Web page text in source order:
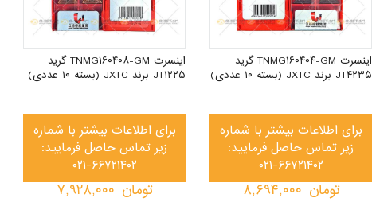
اینسرت TNMG۱۶۰۴۰۸-GM گرید
JT۱۲۲۵ برند JXTC (بسته ۱۰ عددی)
برای اطلاعات بیشتر با شماره
زیر تماس حاصل فرمایید:
۰۲۱-۶۶۷۲۱۴۰۲
۷,۹۲۸,۰۰۰ تومان
اینسرت TNMG۱۶۰۴۰۴-GM گرید
JT۴۲۳۵ برند JXTC (بسته ۱۰ عددی)
برای اطلاعات بیشتر با شماره
زیر تماس حاصل فرمایید:
۰۲۱-۶۶۷۲۱۴۰۲
۸,۶۹۴,۰۰۰ تومان